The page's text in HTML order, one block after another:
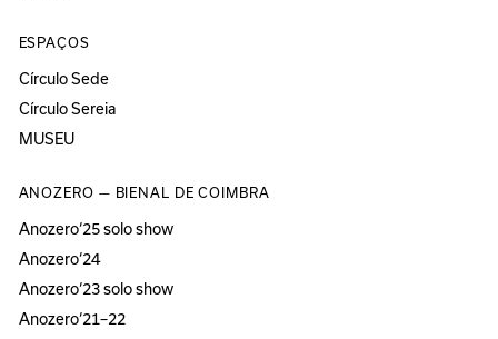
ESPAÇOS
Círculo Sede
Círculo Sereia
MUSEU
ANOZERO — BIENAL DE COIMBRA
Anozero‘25 solo show
Anozero‘24
Anozero‘23 solo show
Anozero‘21–22